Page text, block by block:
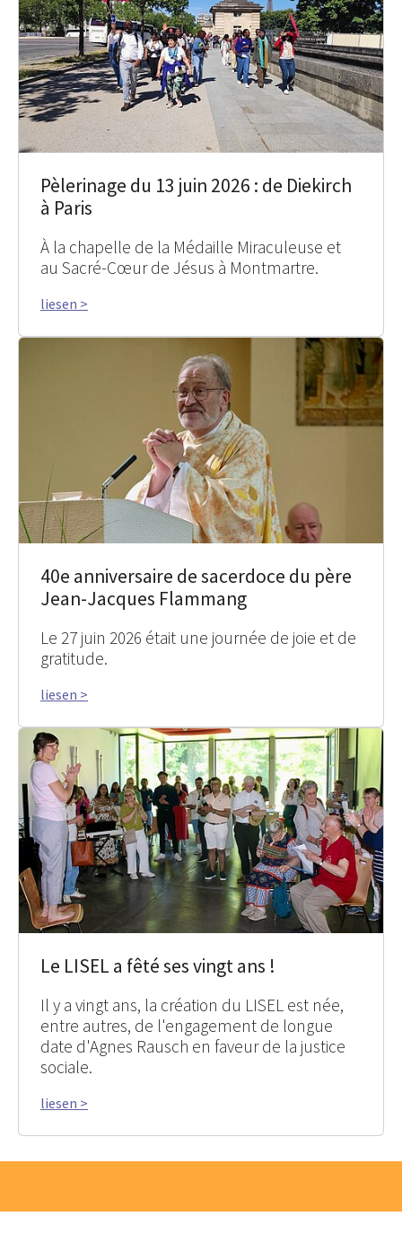
Pèlerinage du 13 juin 2026 : de Diekirch
à Paris
À la chapelle de la Médaille Miraculeuse et
au Sacré-Cœur de Jésus à Montmartre.
liesen >
40e anniversaire de sacerdoce du père
Jean-Jacques Flammang
Le 27 juin 2026 était une journée de joie et de
gratitude.
liesen >
Le LISEL a fêté ses vingt ans !
Il y a vingt ans, la création du LISEL est née,
entre autres, de l'engagement de longue
date d'Agnes Rausch en faveur de la justice
sociale.
liesen >